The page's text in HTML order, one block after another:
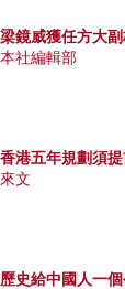
梁鏡威獲任方大
本社編輯部
香港五年規劃須
來文
歷史給中國人一